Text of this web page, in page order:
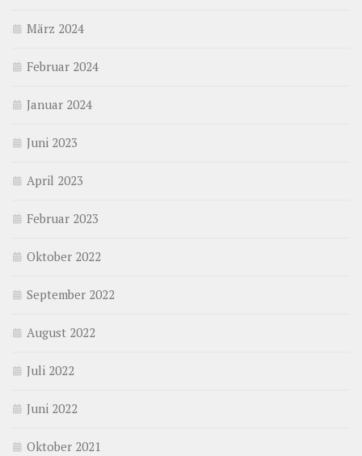
März 2024
Februar 2024
Januar 2024
Juni 2023
April 2023
Februar 2023
Oktober 2022
September 2022
August 2022
Juli 2022
Juni 2022
Oktober 2021